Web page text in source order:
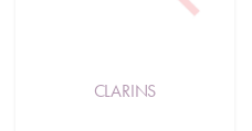
CLARINS